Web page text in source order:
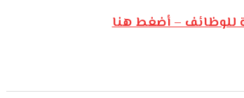
للوظائف – أضغط هنا